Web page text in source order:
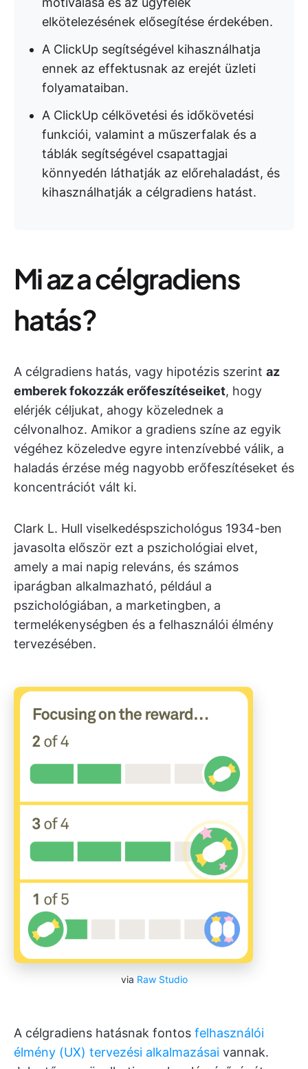
elkötelezésének elősegítése érdekében.
A ClickUp segítségével kihasználhatja
ennek az effektusnak az erejét üzleti
folyamataiban.
A ClickUp célkövetési és időkövetési
funkciói, valamint a műszerfalak és a
táblák segítségével csapattagjai
könnyedén láthatják az előrehaladást, és
kihasználhatják a célgradiens hatást.
Mi az a célgradiens
hatás?
A célgradiens hatás, vagy hipotézis szerint az
emberek fokozzák erőfeszítéseiket, hogy
elérjék céljukat, ahogy közelednek a
célvonalhoz. Amikor a gradiens színe az egyik
végéhez közeledve egyre intenzívebbé válik, a
haladás érzése még nagyobb erőfeszítéseket és
koncentrációt vált ki.
Clark L. Hull viselkedéspszichológus 1934-ben
javasolta először ezt a pszichológiai elvet,
amely a mai napig releváns, és számos
iparágban alkalmazható, például a
pszichológiában, a marketingben, a
termelékenységben és a felhasználói élmény
tervezésében.
via Raw Studio
A célgradiens hatásnak fontos felhasználói
élmény (UX) tervezési alkalmazásai vannak.